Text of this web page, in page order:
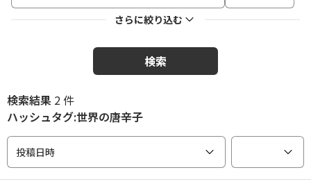
さらに絞り込む
検索
検索結果 2 件
ハッシュタグ:世界の唐辛子
投稿日時